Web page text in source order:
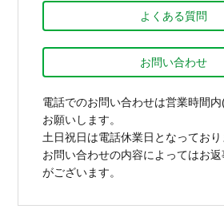
よくある質問
お問い合わせ
電話でのお問い合わせは営業時間
お願いします。
土日祝日は電話休業日となっており
お問い合わせの内容によってはお
がございます。